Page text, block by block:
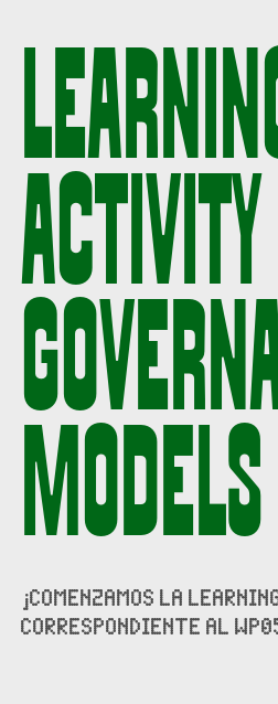
MODELS
¡COMENZAMOS LA
CORRESPONDIENTE AL